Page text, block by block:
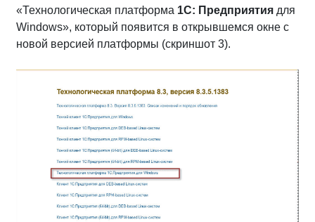
«Технологическая платформа 1С: Предприятия для
Windows», который появится в открывшемся окне с
новой версией платформы (скриншот 3).